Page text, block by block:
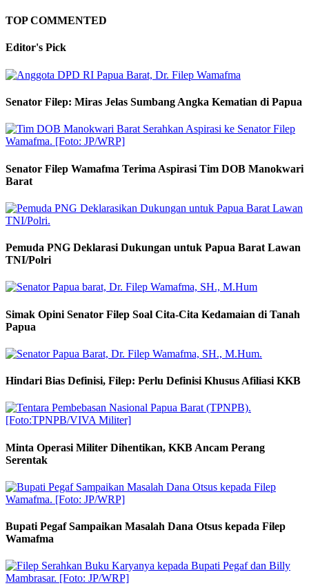
TOP COMMENTED
Editor's Pick
Senator Filep: Miras Jelas Sumbang Angka Kematian di Papua
Senator Filep Wamafma Terima Aspirasi Tim DOB Manokwari
Barat
Pemuda PNG Deklarasi Dukungan untuk Papua Barat Lawan
TNI/Polri
Simak Opini Senator Filep Soal Cita-Cita Kedamaian di Tanah
Papua
Hindari Bias Definisi, Filep: Perlu Definisi Khusus Afiliasi KKB
Minta Operasi Militer Dihentikan, KKB Ancam Perang
Serentak
Bupati Pegaf Sampaikan Masalah Dana Otsus kepada Filep
Wamafma